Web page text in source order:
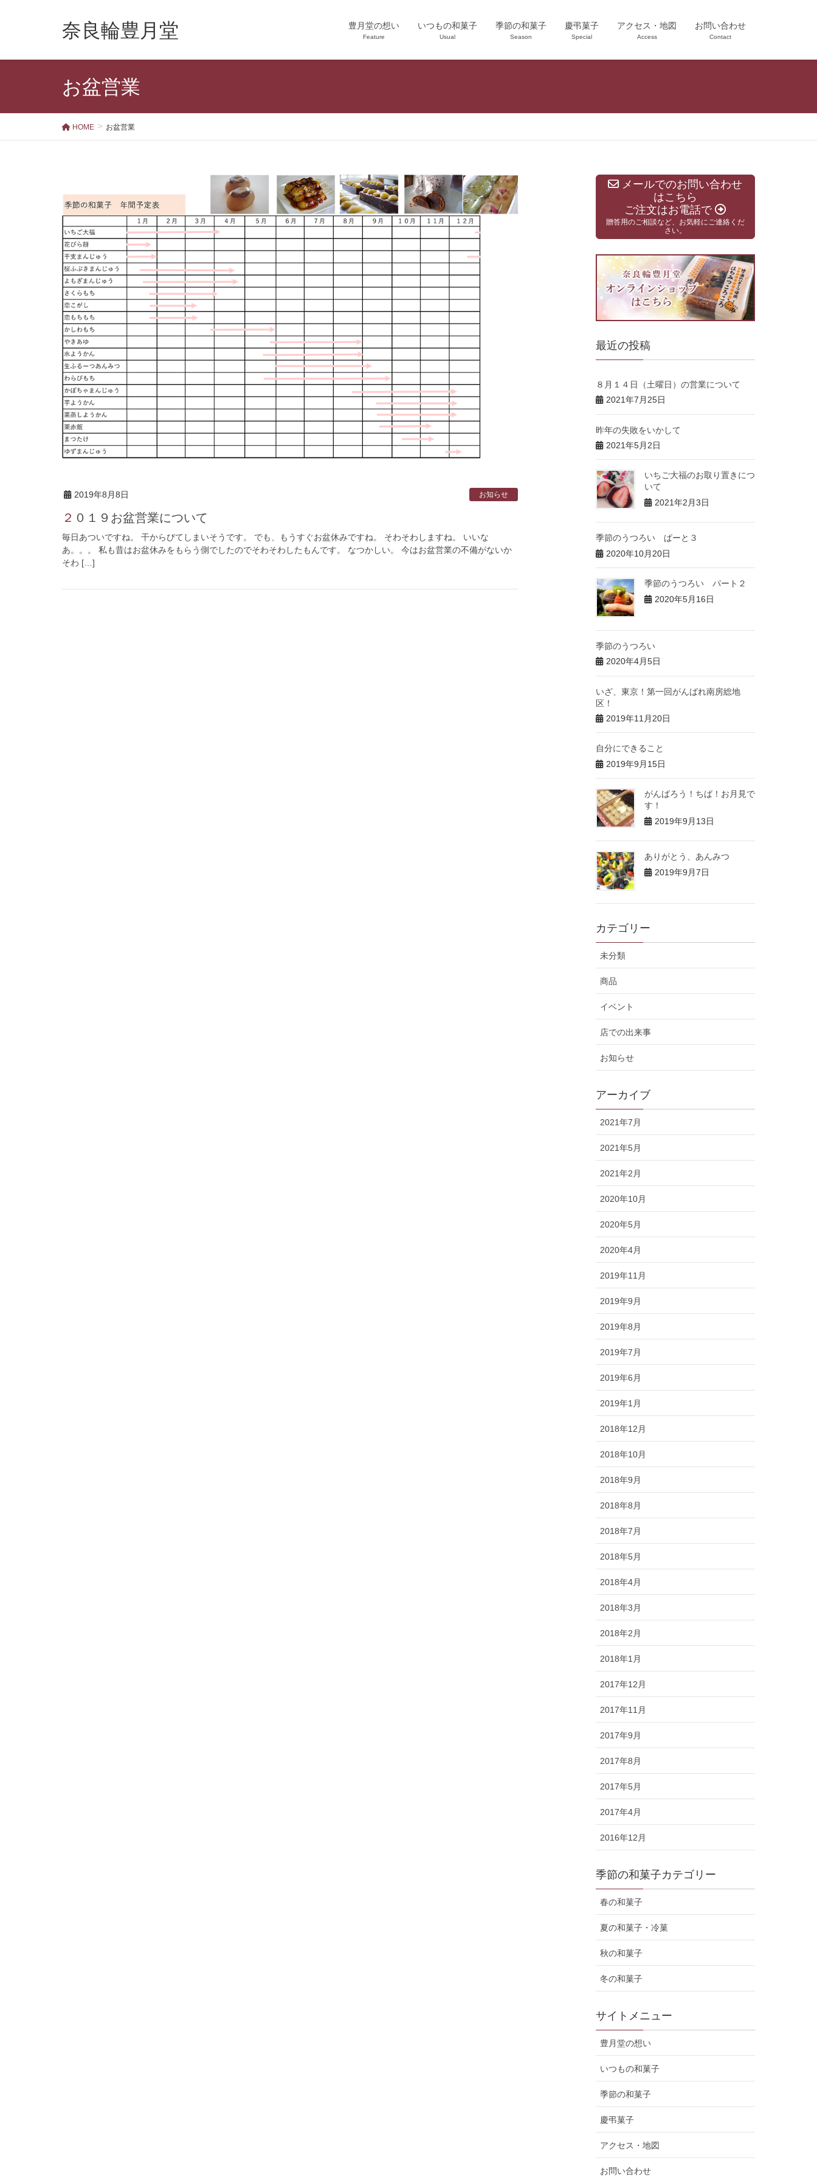
奈良輪豊月堂 豊月堂の想い
Feature
いつもの和菓子
Usual
季節の和菓子
Season
慶弔菓子
Special
アクセス・地図
Access
お問い合わせ
Contact
お盆営業
HOME お盆営業
2019年8月8日 お知らせ
２０１９お盆営業について
毎日あついですね。 干からびてしまいそうです。 でも、もうすぐお盆休みですね。 そわそわしますね。 いいな
あ。。。 私も昔はお盆休みをもらう側でしたのでそわそわしたもんです。 なつかしい。 今はお盆営業の不備がないか
そわ […]
メールでのお問い合わせ
はこちら
ご注文はお電話で
贈答用のご相談など、お気軽にご連絡くだ
さい。
最近の投稿
８月１４日（土曜日）の営業について
2021年7月25日
昨年の失敗をいかして
2021年5月2日
いちご大福のお取り置きにつ
いて
2021年2月3日
季節のうつろい ぱーと３
2020年10月20日
季節のうつろい パート２
2020年5月16日
季節のうつろい
2020年4月5日
いざ、東京！第一回がんばれ南房総地
区！
2019年11月20日
自分にできること
2019年9月15日
がんばろう！ちば！お月見で
す！
2019年9月13日
ありがとう、あんみつ
2019年9月7日
カテゴリー
未分類
商品
イベント
店での出来事
お知らせ
アーカイブ
2021年7月
2021年5月
2021年2月
2020年10月
2020年5月
2020年4月
2019年11月
2019年9月
2019年8月
2019年7月
2019年6月
2019年1月
2018年12月
2018年10月
2018年9月
2018年8月
2018年7月
2018年5月
2018年4月
2018年3月
2018年2月
2018年1月
2017年12月
2017年11月
2017年9月
2017年8月
2017年5月
2017年4月
2016年12月
季節の和菓子カテゴリー
春の和菓子
夏の和菓子・冷菓
秋の和菓子
冬の和菓子
サイトメニュー
豊月堂の想い
いつもの和菓子
季節の和菓子
慶弔菓子
アクセス・地図
お問い合わせ